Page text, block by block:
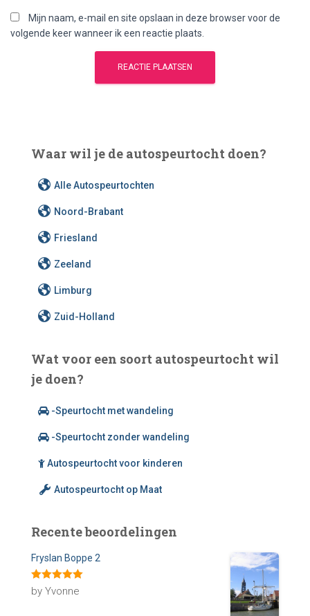
Mijn naam, e-mail en site opslaan in deze browser voor de
volgende keer wanneer ik een reactie plaats.
Waar wil je de autospeurtocht doen?
Alle Autospeurtochten
Noord-Brabant
Friesland
Zeeland
Limburg
Zuid-Holland
Wat voor een soort autospeurtocht wil
je doen?
-Speurtocht met wandeling
-Speurtocht zonder wandeling
Autospeurtocht voor kinderen
Autospeurtocht op Maat
Recente beoordelingen
Fryslan Boppe 2
Rated5out
of 5
by Yvonne